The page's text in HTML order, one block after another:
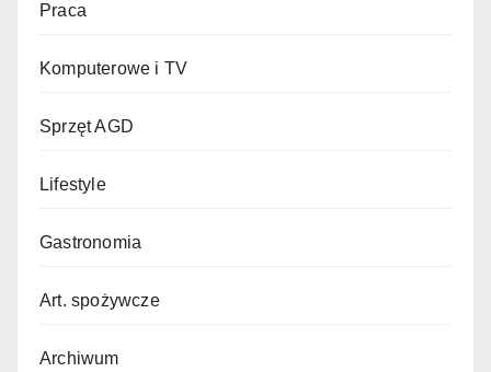
Praca
Komputerowe i TV
Sprzęt AGD
Lifestyle
Gastronomia
Art. spożywcze
Archiwum